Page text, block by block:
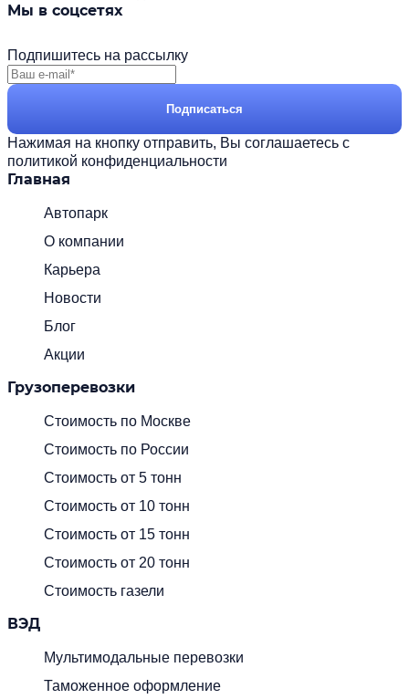
Мы в соцсетях
Подпишитесь на рассылку
Подписаться
Нажимая на кнопку отправить, Вы соглашаетесь с
политикой конфиденциальности
Главная
Автопарк
О компании
Карьера
Новости
Блог
Акции
Грузоперевозки
Стоимость по Москве
Стоимость по России
Стоимость от 5 тонн
Стоимость от 10 тонн
Стоимость от 15 тонн
Стоимость от 20 тонн
Стоимость газели
ВЭД
Мультимодальные перевозки
Таможенное оформление